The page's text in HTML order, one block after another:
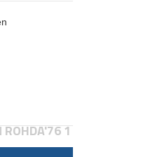
ROHDA'76 1